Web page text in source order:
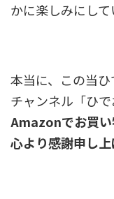
かに楽しみにして
本当に、この当
チャンネル「ひ
Amazonでお買い
心より感謝申し上